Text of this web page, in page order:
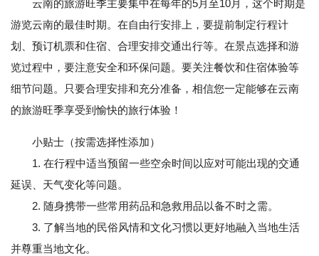
云南的旅游旺季主要集中在每年的5月至10月，这个时期是
游览云南的最佳时期。在自由行安排上，要提前制定行程计
划、预订机票和住宿、合理安排交通出行等。在景点选择和游
览过程中，要注意安全和环保问题。要关注餐饮和住宿体验等
细节问题。只要合理安排和充分准备，相信您一定能够在云南
的旅游旺季享受到愉快的旅行体验！
小贴士（按需选择性添加）
1. 在行程中适当预留一些空余时间以应对可能出现的交通
延误、天气变化等问题。
2. 随身携带一些常用药品和急救用品以备不时之需。
3. 了解当地的民俗风情和文化习惯以更好地融入当地生活
并尊重当地文化。